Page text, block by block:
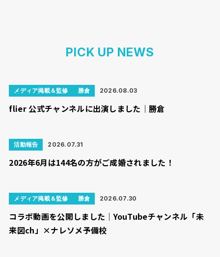
PICK UP NEWS
メディア掲載＆監修 勝倉 2026.08.03
flier 公式チャンネルに出演しました｜勝倉
活動報告 2026.07.31
2026年6月は144名の方がご成婚されました！
メディア掲載＆監修 勝倉 2026.07.30
コラボ動画を公開しました｜YouTubeチャンネル「未
来図ch」×ナレソメ予備校